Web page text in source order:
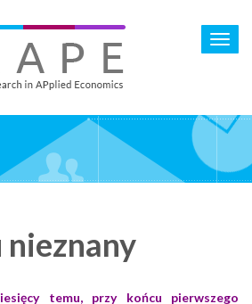
nieznany
temu, przy końcu pierwszego